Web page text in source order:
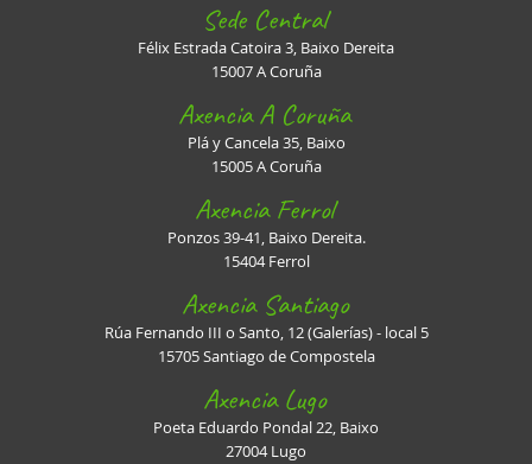
Sede Central
Félix Estrada Catoira 3, Baixo Dereita
15007 A Coruña
Axencia A Coruña
Plá y Cancela 35, Baixo
15005 A Coruña
Axencia Ferrol
Ponzos 39-41, Baixo Dereita.
15404 Ferrol
Axencia Santiago
Rúa Fernando III o Santo, 12 (Galerías) - local 5
15705 Santiago de Compostela
Axencia Lugo
Poeta Eduardo Pondal 22, Baixo
27004 Lugo